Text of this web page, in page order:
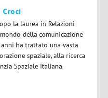
Croci
la laurea in Relazioni
della comunicazione
ha trattato una vasta
spaziale, alla ricerca
Spaziale Italiana.